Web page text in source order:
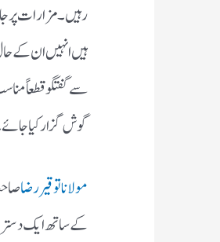
رہیں ۔ مزارات پر
ہیں انہیں ان کے
سے گفتگو قطعاً
گوش گزار کیا
مولانا توقیر رضا
کے ساتھ ایک